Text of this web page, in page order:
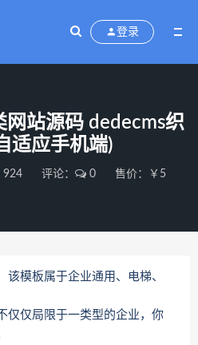
登录
站源码 dedecms织
适应手机端)
924 评论： 0 售价：￥5
模板属于企业通用、电梯、
仅仅局限于一类型的企业，你